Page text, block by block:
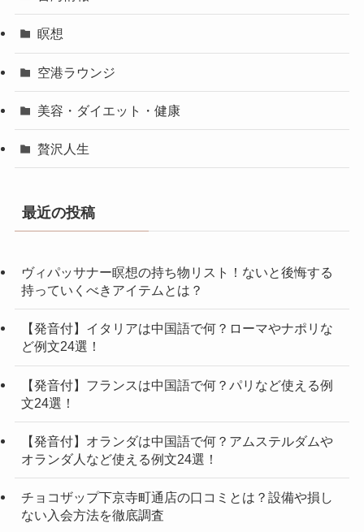
瞑想
空港ラウンジ
美容・ダイエット・健康
贅沢人生
最近の投稿
ヴィパッサナー瞑想の持ち物リスト！ないと後悔する
持っていくべきアイテムとは？
【発音付】イタリアは中国語で何？ローマやナポリな
ど例文24選！
【発音付】フランスは中国語で何？パリなど使える例
文24選！
【発音付】オランダは中国語で何？アムステルダムや
オランダ人など使える例文24選！
チョコザップ下京寺町通店の口コミとは？設備や損し
ない入会方法を徹底調査